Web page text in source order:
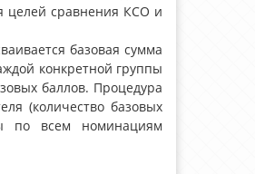
целей сравнения КСО и
базовая сумма
конкретной группы
баллов. Процедура
(количество базовых
по всем номинациям